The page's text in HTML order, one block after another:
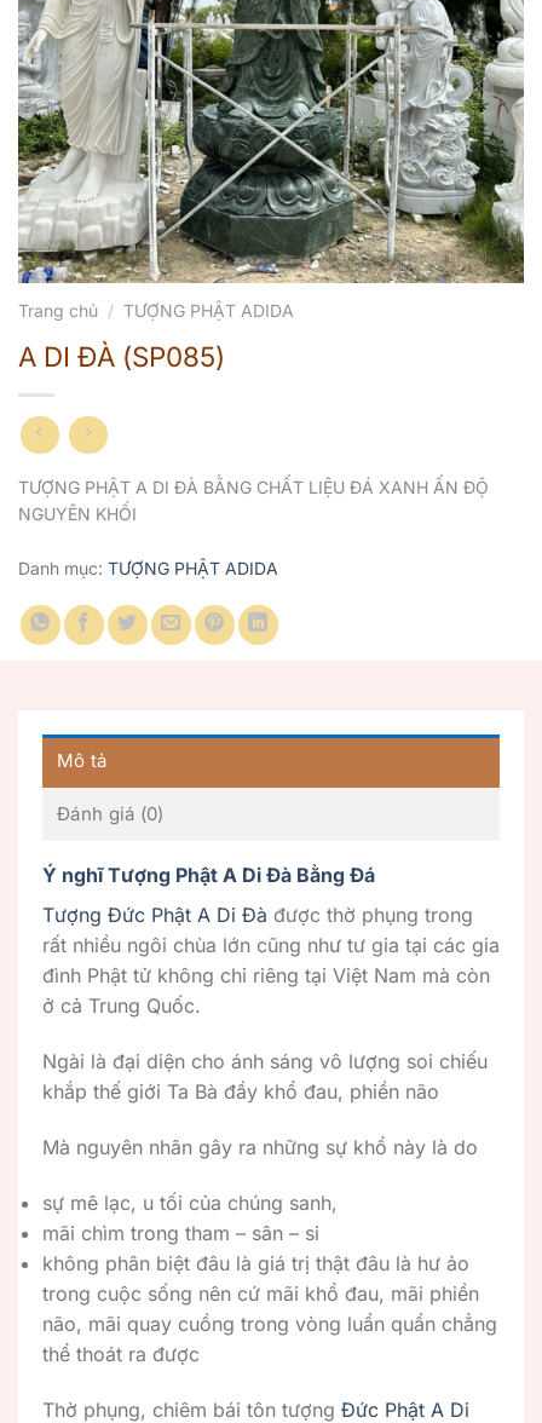
Trang chủ / TƯỢNG PHẬT ADIDA
A DI ĐÀ (SP085)
TƯỢNG PHẬT A DI ĐÀ BẰNG CHẤT LIỆU ĐÁ XANH ẤN ĐỘ
NGUYÊN KHỐI
Danh mục: TƯỢNG PHẬT ADIDA
Mô tả
Đánh giá (0)
Ý nghĩ Tượng Phật A Di Đà Bằng Đá
Tượng Đức Phật A Di Đà được thờ phụng trong
rất nhiều ngôi chùa lớn cũng như tư gia tại các gia
đình Phật tử không chỉ riêng tại Việt Nam mà còn
ở cả Trung Quốc.
Ngài là đại diện cho ánh sáng vô lượng soi chiếu
khắp thế giới Ta Bà đầy khổ đau, phiền não
Mà nguyên nhân gây ra những sự khổ này là do
sự mê lạc, u tối của chúng sanh,
mãi chìm trong tham – sân – si
không phân biệt đâu là giá trị thật đâu là hư ảo
trong cuộc sống nên cứ mãi khổ đau, mãi phiền
não, mãi quay cuồng trong vòng luẩn quẩn chẳng
thể thoát ra được
Thờ phụng, chiêm bái tôn tượng Đức Phật A Di